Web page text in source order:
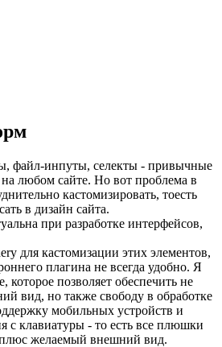
файл-инпуты, селекты - привычные
любом сайте. Но вот проблема в
кастомизировать, тоесть
в дизайн сайта.
при разработке интерфейсов,
для кастомизации этих элементов,
плагина не всегда удобно. Я
которое позволяет обеспечить не
вид, но также свободу в обработке
мобильных устройств и
с клавиатуры - то есть все плюшки
плюс желаемый внешний вид.